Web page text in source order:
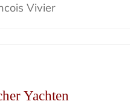
Vivier
Yachten